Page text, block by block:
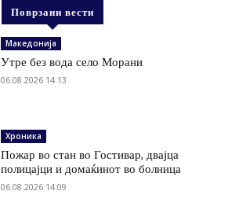
Поврзани вести
Македонија
Утре без вода село Морани
06.08.2026 14:13
Хроника
Пожар во стан во Гостивар, двајца
полицајци и домаќинот во болница
06.08.2026 14:09